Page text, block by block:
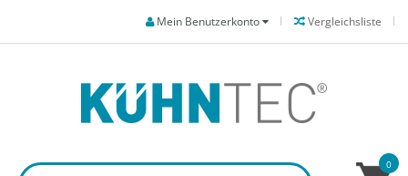
Vergleichsliste
Mein Benutzerkonto
0